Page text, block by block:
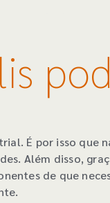
É por isso que
Além disso,
de que